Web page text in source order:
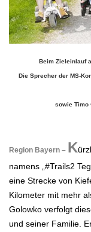
Beim Zieleinlauf
Die Sprecher der MS-
sowie Timo
Region Bayern – K
namens „#Trails2
eine Strecke von
Kilometer mit mehr
Golowko verfolgt
und seiner Familie.